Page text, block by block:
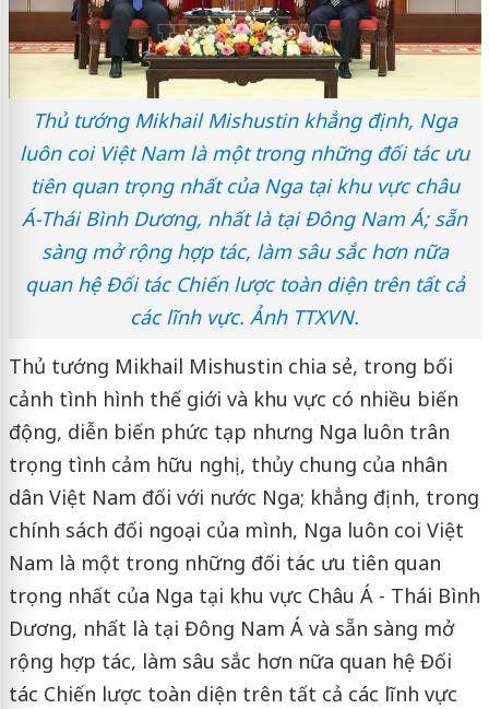
Thủ tướng Mikhail Mishustin khẳng định, Nga
luôn coi Việt Nam là một trong những đối tác ưu
tiên quan trọng nhất của Nga tại khu vực châu
Á-Thái Bình Dương, nhất là tại Đông Nam Á; sẵn
sàng mở rộng hợp tác, làm sâu sắc hơn nữa
quan hệ Đối tác Chiến lược toàn diện trên tất cả
các lĩnh vực. Ảnh TTXVN.
Thủ tướng Mikhail Mishustin chia sẻ, trong bối
cảnh tình hình thế giới và khu vực có nhiều biến
động, diễn biến phức tạp nhưng Nga luôn trân
trọng tình cảm hữu nghị, thủy chung của nhân
dân Việt Nam đối với nước Nga; khẳng định, trong
chính sách đối ngoại của mình, Nga luôn coi Việt
Nam là một trong những đối tác ưu tiên quan
trọng nhất của Nga tại khu vực Châu Á - Thái Bình
Dương, nhất là tại Đông Nam Á và sẵn sàng mở
rộng hợp tác, làm sâu sắc hơn nữa quan hệ Đối
tác Chiến lược toàn diện trên tất cả các lĩnh vực